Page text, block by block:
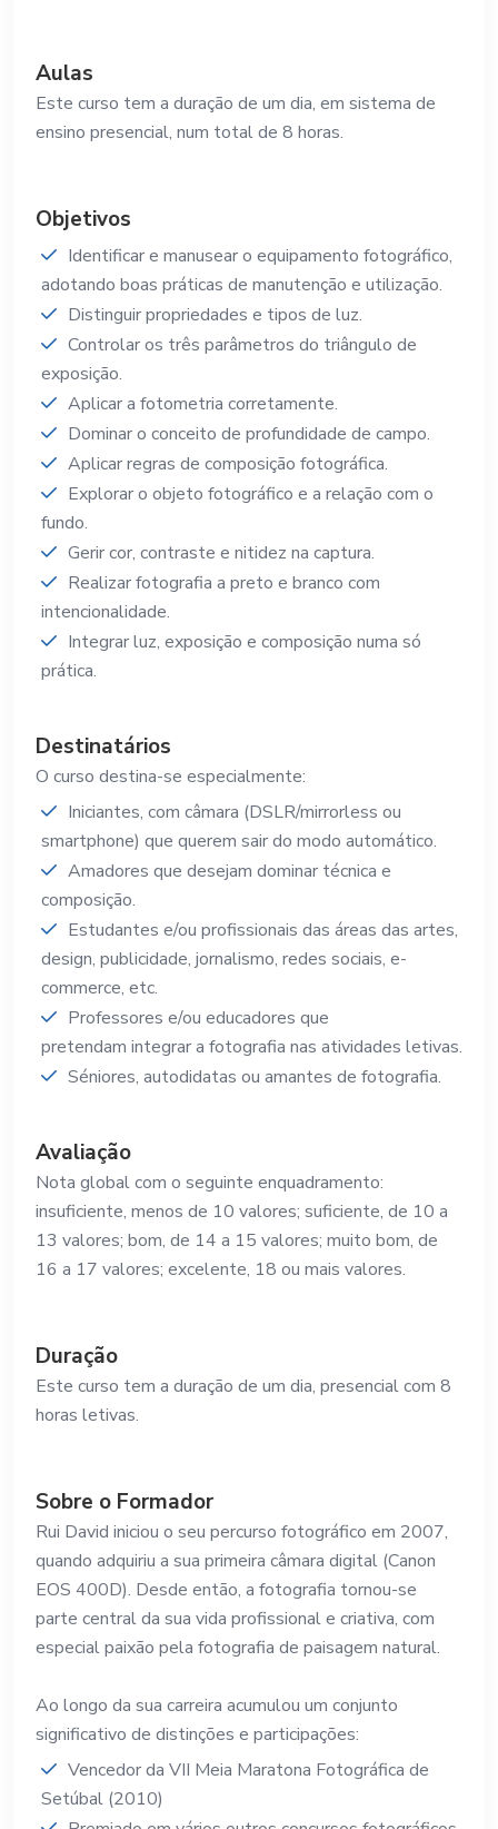
Aulas
Este curso tem a duração de um dia, em sistema de
ensino presencial, num total de 8 horas.
Objetivos
Identificar e manusear o equipamento fotográfico,
adotando boas práticas de manutenção e utilização.
Distinguir propriedades e tipos de luz.
Controlar os três parâmetros do triângulo de
exposição.
Aplicar a fotometria corretamente.
Dominar o conceito de profundidade de campo.
Aplicar regras de composição fotográfica.
Explorar o objeto fotográfico e a relação com o
fundo.
Gerir cor, contraste e nitidez na captura.
Realizar fotografia a preto e branco com
intencionalidade.
Integrar luz, exposição e composição numa só
prática.
Destinatários
O curso destina-se especialmente:
Iniciantes, com câmara (DSLR/mirrorless ou
smartphone) que querem sair do modo automático.
Amadores que desejam dominar técnica e
composição.
Estudantes e/ou profissionais das áreas das artes,
design, publicidade, jornalismo, redes sociais, e-
commerce, etc.
Professores e/ou educadores que
pretendam integrar a fotografia nas atividades letivas.
Séniores, autodidatas ou amantes de fotografia.
Avaliação
Nota global com o seguinte enquadramento:
insuficiente, menos de 10 valores; suficiente, de 10 a
13 valores; bom, de 14 a 15 valores; muito bom, de
16 a 17 valores; excelente, 18 ou mais valores.
Duração
Este curso tem a duração de um dia, presencial com 8
horas letivas.
Sobre o Formador
Rui David iniciou o seu percurso fotográfico em 2007,
quando adquiriu a sua primeira câmara digital (Canon
EOS 400D). Desde então, a fotografia tornou-se
parte central da sua vida profissional e criativa, com
especial paixão pela fotografia de paisagem natural.
Ao longo da sua carreira acumulou um conjunto
significativo de distinções e participações:
Vencedor da VII Meia Maratona Fotográfica de
Setúbal (2010)